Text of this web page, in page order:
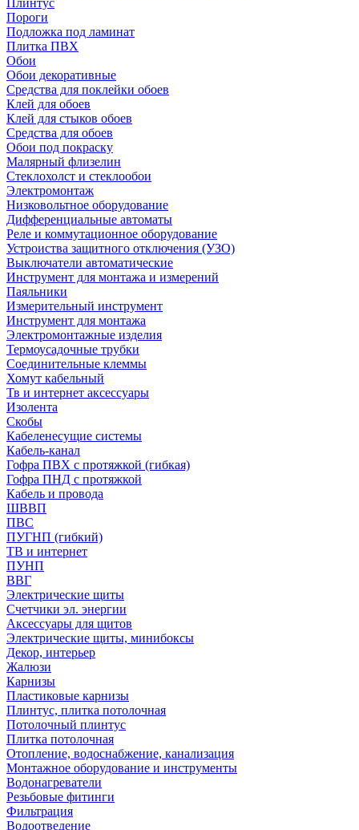
Плинтус
Пороги
Подложка под ламинат
Плитка ПВХ
Обои
Обои декоративные
Средства для поклейки обоев
Клей для обоев
Клей для стыков обоев
Средства для обоев
Обои под покраску
Малярный флизелин
Стеклохолст и стеклообои
Электромонтаж
Низковольтное оборудование
Дифференциальные автоматы
Реле и коммутационное оборудование
Устроиства защитного отключения (УЗО)
Выключатели автоматические
Инструмент для монтажа и измерений
Паяльники
Измерительный инструмент
Инструмент для монтажа
Электромонтажные изделия
Термоусадочные трубки
Соединительные клеммы
Хомут кабельный
Тв и интернет аксессуары
Изолента
Скобы
Кабеленесущие системы
Кабель-канал
Гофра ПВХ с протяжкой (гибкая)
Гофра ПНД с протяжкой
Кабель и провода
ШВВП
ПВС
ПУГНП (гибкий)
ТВ и интернет
ПУНП
ВВГ
Электрические щиты
Счетчики эл. энергии
Аксессуары для щитов
Электрические щиты, минибоксы
Декор, интерьер
Жалюзи
Карнизы
Пластиковые карнизы
Плинтус, плитка потолочная
Потолочный плинтус
Плитка потолочная
Отопление, водоснабжение, канализация
Монтажное оборудование и инструменты
Водонагреватели
Резьбовые фитинги
Фильтрация
Водоотведение